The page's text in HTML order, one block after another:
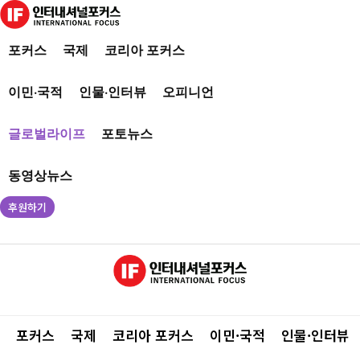
포커스 국제 코리아 포커스
이민·국적 인물·인터뷰 오피니언
글로벌라이프 포토뉴스
동영상뉴스
후원하기
포커스 국제 코리아 포커스 이민·국적 인물·인터뷰